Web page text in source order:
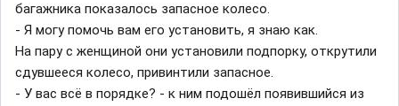
багажника показалось запасное колесо.
- Я могу помочь вам его установить, я знаю как.
На пару с женщиной они установили подпорку, открутили
сдувшееся колесо, привинтили запасное.
- У вас всё в порядке? - к ним подошёл появившийся из